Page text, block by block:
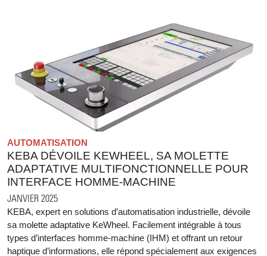
AUTOMATISATION
KEBA DÉVOILE KEWHEEL, SA MOLETTE
ADAPTATIVE MULTIFONCTIONNELLE POUR
INTERFACE HOMME-MACHINE
JANVIER 2025
KEBA, expert en solutions d’automatisation industrielle, dévoile
sa molette adaptative KeWheel. Facilement intégrable à tous
types d’interfaces homme-machine (IHM) et offrant un retour
haptique d’informations, elle répond spécialement aux exigences